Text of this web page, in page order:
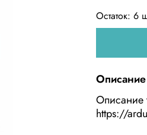
Остаток: 6
Описание
Описание
https://